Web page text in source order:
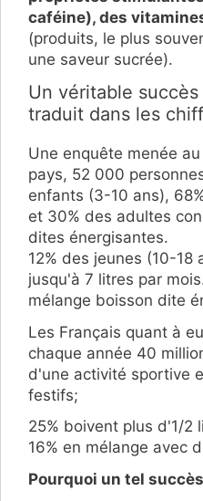
caféine), des
(produits, le plus
une saveur sucrée).
Un véritable
traduit dans les
Une enquête menée
pays, 52 000
enfants (3-10 ans),
et 30% des adultes
dites énergisantes.
12% des jeunes (10-18
jusqu'à 7 litres par
mélange boisson dite
Les Français quant à
chaque année 40
d'une activité sportive
festifs;
25% boivent plus d'1/2
16% en mélange avec
Pourquoi un tel